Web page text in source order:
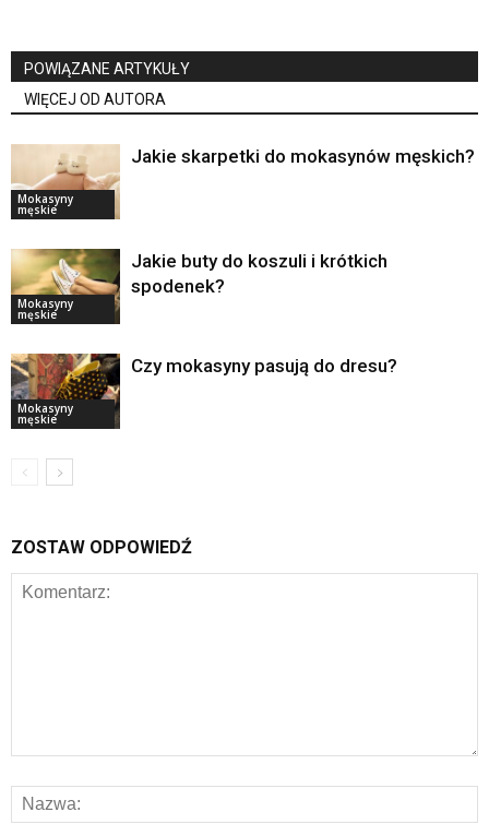
POWIĄZANE ARTYKUŁY
WIĘCEJ OD AUTORA
Mokasyny
męskie
Jakie skarpetki do mokasynów męskich?
Mokasyny
męskie
Jakie buty do koszuli i krótkich
spodenek?
Mokasyny
męskie
Czy mokasyny pasują do dresu?
ZOSTAW ODPOWIEDŹ